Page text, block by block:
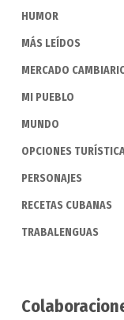
HUMOR
MÁS LEÍDOS
MERCADO
MI PUEBLO
MUNDO
OPCIONES
PERSONAJES
RECETAS CUBANAS
TRABALENGUAS